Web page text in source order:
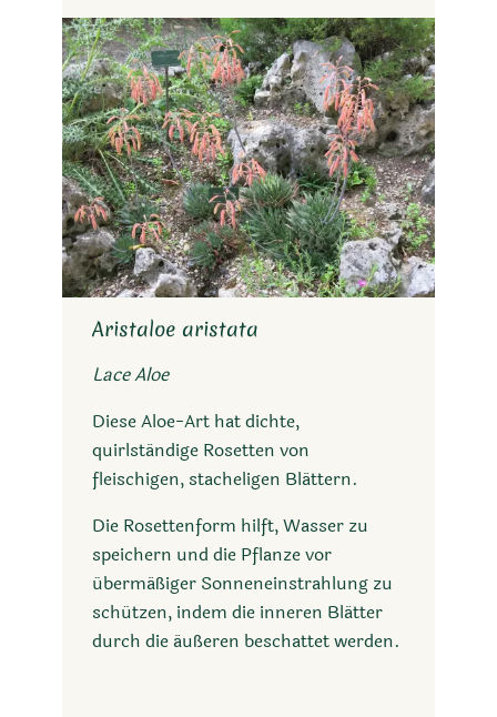
Aristaloe aristata
Lace Aloe
Diese Aloe-Art hat dichte,
quirlständige Rosetten von
fleischigen, stacheligen Blättern.
Die Rosettenform hilft, Wasser zu
speichern und die Pflanze vor
übermäßiger Sonneneinstrahlung zu
schützen, indem die inneren Blätter
durch die äußeren beschattet werden.